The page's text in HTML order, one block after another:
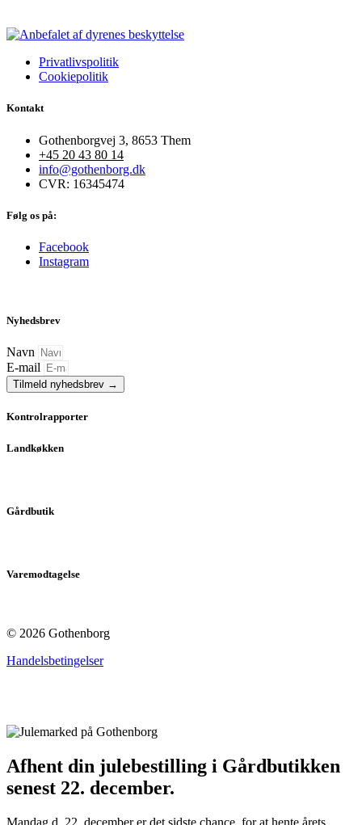
Privatlivspolitik
Cookiepolitik
Kontakt
Gothenborgvej 3, 8653 Them
+45 20 43 80 14
info@gothenborg.dk
CVR: 16345474
Følg os på:
Facebook
Instagram
Nyhedsbrev
Navn
E-mail
Tilmeld nyhedsbrev →
Kontrolrapporter
Landkøkken
Gårdbutik
Varemodtagelse
© 2026 Gothenborg
Handelsbetingelser
Afhent din julebestilling i Gårdbutikken
senest 22. december.